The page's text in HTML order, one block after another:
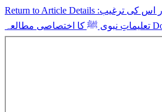
Return to Article Details اس کی ترغیب: